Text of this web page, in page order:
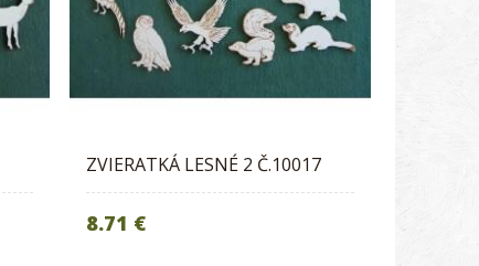
ZVIERATKÁ LESNÉ 2 Č.10017
8.71 €